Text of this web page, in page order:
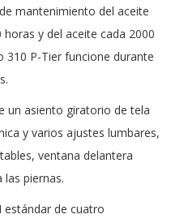
mantenimiento del aceite
y del aceite cada 2000
P-Tier funcione durante
un asiento giratorio de tela
y varios ajustes lumbares,
ventana delantera
las piernas.
de cuatro